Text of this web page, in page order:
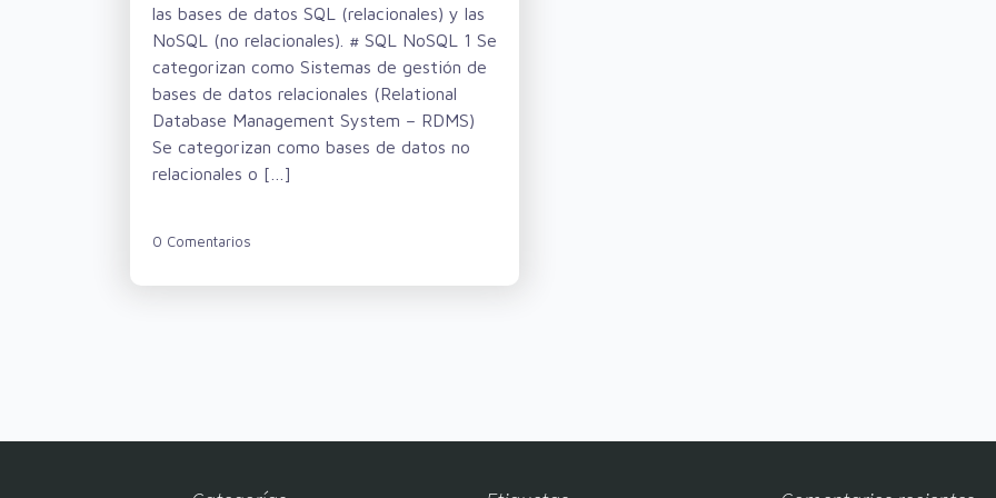
las bases de datos SQL (relacionales) y las
NoSQL (no relacionales). # SQL NoSQL 1 Se
categorizan como Sistemas de gestión de
bases de datos relacionales (Relational
Database Management System – RDMS)
Se categorizan como bases de datos no
relacionales o […]
0 Comentarios